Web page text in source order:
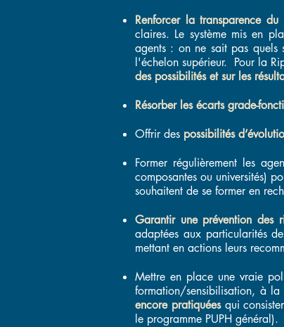
Renforcer la transparence
claires. Le système mis en
agents : on ne sait pas quels
l'échelon supérieur. Pour la
des possibilités et sur les
Résorber les écarts grade-
Offrir des possibilités
Former régulièrement les
composantes ou universités)
souhaitent de se former en
Garantir une prévention des
adaptées aux particularités
mettant en actions leurs
Mettre en place une vraie
formation/sensibilisation, à la
encore pratiquéesqui
le programme PUPH général).